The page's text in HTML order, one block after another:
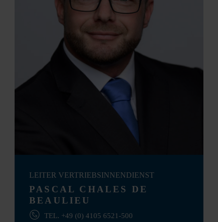
LEITER VERTRIEBSINNENDIENST
PASCAL CHALES DE
BEAULIEU
TEL. +49 (0) 4105 6521-500